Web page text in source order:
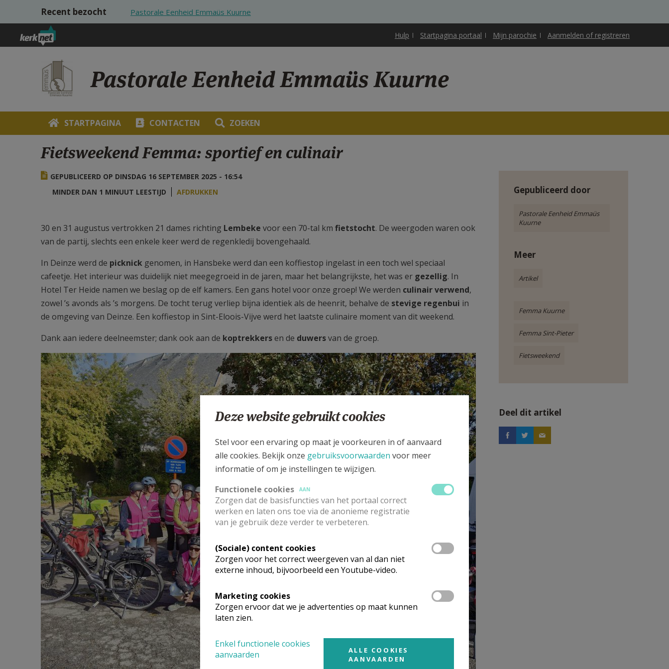
Overslaan en naar de inhoud gaan
Recent bezocht Pastorale Eenheid Emmaüs Kuurne
Hulp Startpagina portaal Mijn parochie Aanmelden of registreren
Pastorale Eenheid Emmaüs Kuurne
STARTPAGINA CONTACTEN ZOEKEN
Fietsweekend Femma: sportief en culinair
GEPUBLICEERD OP DINSDAG 16 SEPTEMBER 2025 - 16:54
MINDER DAN 1 MINUUT LEESTIJD
AFDRUKKEN
30 en 31 augustus vertrokken 21 dames richting Lembeke voor een 70-tal km fietstocht. De weergoden waren ook
van de partij, slechts een enkele keer werd de regenkledij bovengehaald.
In Deinze werd de picknick genomen, in Hansbeke werd dan een koffiestop ingelast in een toch wel speciaal
cafeetje. Het interieur was duidelijk niet meegegroeid in de jaren, maar het belangrijkste, het was er gezellig. In
Hotel Ter Heide namen we beslag op de elf kamers. Een gans hotel voor onze groep! We werden culinair verwend,
zowel ’s avonds als ’s morgens. De tocht terug verliep bijna identiek als de heenrit, behalve de stevige regenbui in
de omgeving van Deinze. Een koffiestop in Sint-Eloois-Vijve werd het laatste culinaire moment van dit weekend.
Dank aan iedere deelneemster; dank ook aan de koptrekkersen de duwersvan de groep.
Gepubliceerd door
Pastorale Eenheid Emmaüs
Kuurne
Meer
Artikel
Femma Kuurne
Femma Sint-Pieter
Fietsweekend
Deel dit artikel
Deze website gebruikt cookies
Stel voor een ervaring op maat je voorkeuren in of aanvaard
alle cookies. Bekijk onze gebruiksvoorwaarden voor meer
informatie of om je instellingen te wijzigen.
Functionele cookies
AAN
Zorgen dat de basisfuncties van het portaal correct
werken en laten ons toe via de anonieme registratie
van je gebruik deze verder te verbeteren.
(Sociale) content cookies
Zorgen voor het correct weergeven van al dan niet
externe inhoud, bijvoorbeeld een Youtube-video.
Marketing cookies
Zorgen ervoor dat we je advertenties op maat kunnen
laten zien.
Enkel functionele cookies
aanvaarden
ALLE COOKIES
AANVAARDEN